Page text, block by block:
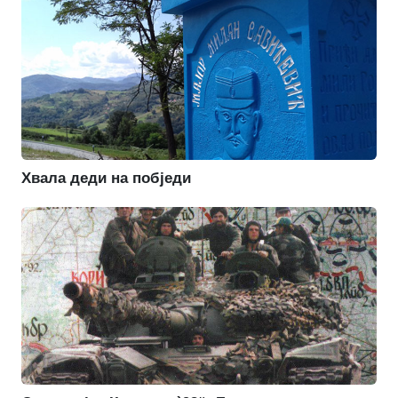
Хвала деди на побједи